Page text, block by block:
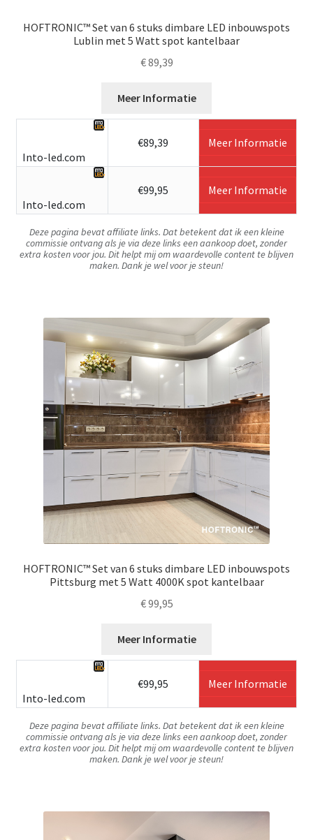
HOFTRONIC™ Set van 6 stuks dimbare LED inbouwspots
Lublin met 5 Watt spot kantelbaar
€89,39
Meer Informatie
Into-led.com
€89,39 Meer Informatie
Into-led.com
€99,95 Meer Informatie
Deze pagina bevat affiliate links. Dat betekent dat ik een kleine
commissie ontvang als je via deze links een aankoop doet, zonder
extra kosten voor jou. Dit helpt mij om waardevolle content te blijven
maken. Dank je wel voor je steun!
HOFTRONIC™ Set van 6 stuks dimbare LED inbouwspots
Pittsburg met 5 Watt 4000K spot kantelbaar
€99,95
Meer Informatie
Into-led.com
€99,95 Meer Informatie
Deze pagina bevat affiliate links. Dat betekent dat ik een kleine
commissie ontvang als je via deze links een aankoop doet, zonder
extra kosten voor jou. Dit helpt mij om waardevolle content te blijven
maken. Dank je wel voor je steun!